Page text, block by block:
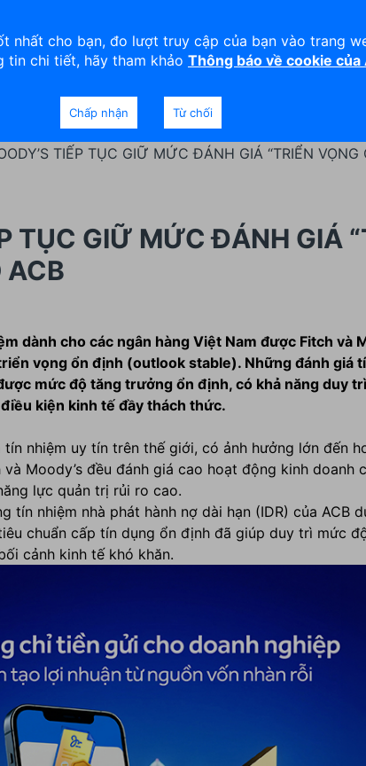
TIẾP TỤC GIỮ MỨC ĐÁNH GIÁ “TRIỂN
TỤC GIỮ MỨC ĐÁNH GIÁ
ACB
dành cho các ngân hàng Việt Nam được Fitch và
vọng ổn định (outlook stable). Những đánh giá
mức độ tăng trưởng ổn định, có khả năng duy
kiện kinh tế đầy thách thức.
nhiệm uy tín trên thế giới, có ảnh hưởng lớn đến
Moody’s đều đánh giá cao hoạt động kinh doanh
lực quản trị rủi ro cao.
tín nhiệm nhà phát hành nợ dài hạn (IDR) của ACB
chuẩn cấp tín dụng ổn định đã giúp duy trì mức
cảnh kinh tế khó khăn.
nhất cho bạn, đo lượt truy cập của bạn vào trang
tin chi tiết, hãy tham khảo Thông báo về cookie của
Chấp nhận Từ chối